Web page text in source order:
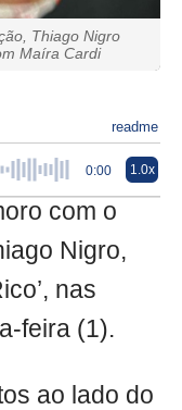
Thiago Nigro
Maíra Cardi
readme
0:00 1.0x
com o
Nigro,
nas
feira (1).
ao lado do